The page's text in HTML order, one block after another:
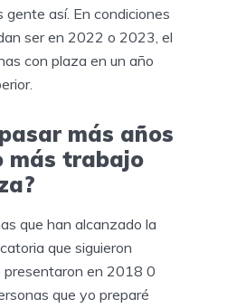
así. En condiciones
ser en 2022 o 2023, el
con plaza en un año
más años
más trabajo
que han alcanzado la
que siguieron
presentaron en 2018 0
que yo preparé